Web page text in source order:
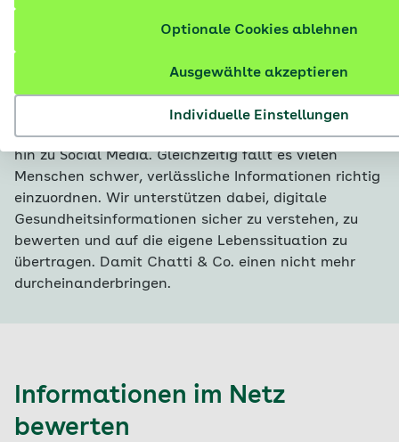
Individuelle Einstellungen
Ausgewählte akzeptieren
Optionale Cookies ablehnen
*War aber das fünfte Stück Zwiebelkuchen.
Gesundheitsinformationen sind heute überall digital
verfügbar – von Gesundheitsportalen über Apps bis
hin zu Social Media. Gleichzeitig fällt es vielen
Menschen schwer, verlässliche Informationen richtig
einzuordnen. Wir unterstützen dabei, digitale
Gesundheitsinformationen sicher zu verstehen, zu
bewerten und auf die eigene Lebenssituation zu
übertragen. Damit Chatti & Co. einen nicht mehr
durcheinanderbringen.
Informationen im Netz
bewerten